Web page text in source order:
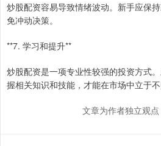
炒股配资容易导致情绪波动。新手应保
免冲动决策。
**7. 学习和提升**
炒股配资是一项专业性较强的投资方式
握相关知识和技能，才能在市场中立于不
文章为作者独立观